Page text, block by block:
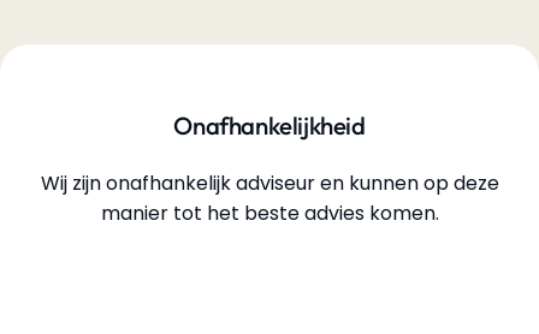
Onafhankelijkheid
Wij zijn onafhankelijk adviseur en kunnen op deze
manier tot het beste advies komen.